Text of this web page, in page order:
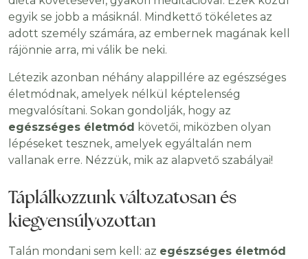
egyik se jobb a másiknál. Mindkettő tökéletes az
adott személy számára, az embernek magának kell
rájönnie arra, mi válik be neki.
Létezik azonban néhány alappillére az egészséges
életmódnak, amelyek nélkül képtelenség
megvalósítani. Sokan gondolják, hogy az
egészséges életmód követői, miközben olyan
lépéseket tesznek, amelyek egyáltalán nem
vallanak erre. Nézzük, mik az alapvető szabályai!
Táplálkozzunk változatosan és
kiegyensúlyozottan
Talán mondani sem kell: az egészséges életmód